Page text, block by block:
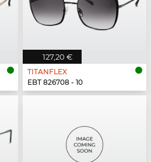
127,20 €
TITANFLEX
EBT 826708 - 10